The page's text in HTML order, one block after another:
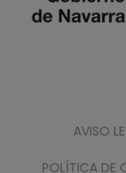
AVISO
POLÍTICA DE